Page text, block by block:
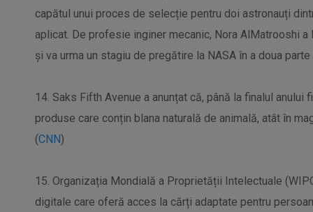
capătul unui proces de selecție pentru doi astronauți
aplicat. De profesie inginer mecanic, Nora AlMatrooshi
și va urma un stagiu de pregătire la NASA în a doua parte
14. Saks Fifth Avenue a anunțat că, până la finalul
produse care conțin blana naturală de animală, atât în
(CNN)
15. Organizația Mondială a Proprietății Intelectuale
digitale care oferă acces la cărți adaptate pentru